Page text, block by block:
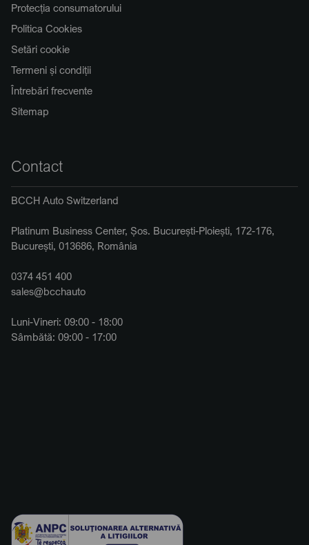
Protecția consumatorului
Politica Cookies
Setări cookie
Termeni și condiții
Întrebări frecvente
Sitemap
Contact
BCCH Auto Switzerland
Platinum Business Center, Șos. București-Ploiești, 172-176,
București, 013686, România
0374 451 400
sales@bcchauto
Luni-Vineri: 09:00 - 18:00
Sâmbătă: 09:00 - 17:00